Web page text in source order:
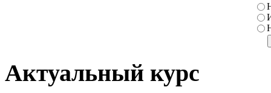
Актуальный курс